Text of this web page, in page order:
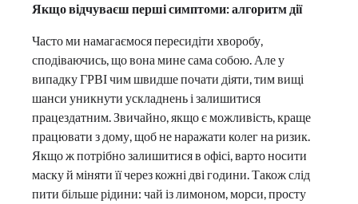
Якщо відчуваєш перші симптоми: алгоритм дії
Часто ми намагаємося пересидіти хворобу,
сподіваючись, що вона мине сама собою. Але у
випадку ГРВІ чим швидше почати діяти, тим вищі
шанси уникнути ускладнень і залишитися
працездатним. Звичайно, якщо є можливість, краще
працювати з дому, щоб не наражати колег на ризик.
Якщо ж потрібно залишитися в офісі, варто носити
маску й міняти її через кожні дві години. Також слід
пити більше рідини: чай із лимоном, морси, просту